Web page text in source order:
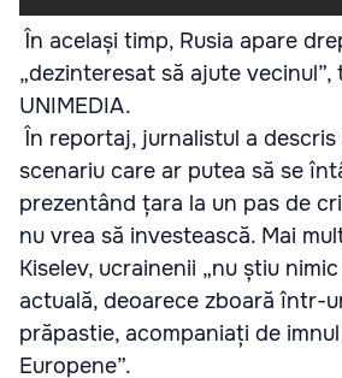
În același timp, Rusia apare
„dezinteresat să ajute vecinul”,
UNIMEDIA.
În reportaj, jurnalistul a
scenariu care ar putea să se
prezentând țara la un pas de
nu vrea să investească. Mai
Kiselev, ucrainenii „nu știu
actuală, deoarece zboară într-
prăpastie, acompaniați de
Europene”.